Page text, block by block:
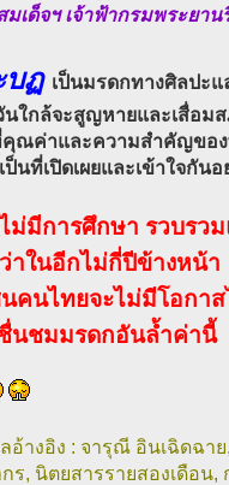
มเด็จฯ เจ้าฟ้ากรมพระยา
บฏ เป็นมรดกทางศิลปะ
ใกล้จะสูญหายและเสื่อม
คุณค่าและความสำคัญขอ
ป็นที่เปิดเผยและเข้าใจกัน
ม่มีการศึกษา รวบรวม
าในอีกไม่กี่ปีข้างหน้า
คนไทยจะไม่มีโอกาส
นชมมรดกอันล้ำค่านี้
อ้างอิง : จารุณี อินเฉิดฉา
ร, นิตยสารรายสองเดือน